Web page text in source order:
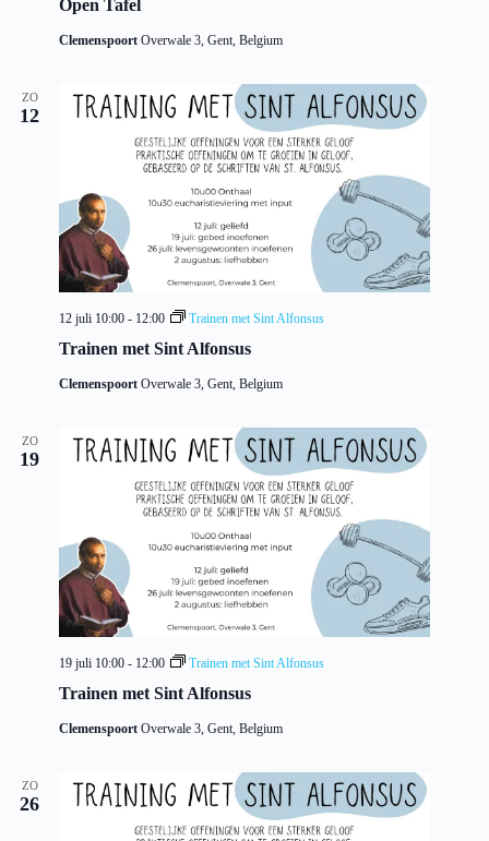
Open Tafel
Clemenspoort Overwale 3, Gent, Belgium
ZO
12
Trainen met Sint Alfonsus
12 juli 10:00 - 12:00 Trainen met Sint Alfonsus
Clemenspoort Overwale 3, Gent, Belgium
ZO
19
Trainen met Sint Alfonsus
19 juli 10:00 - 12:00 Trainen met Sint Alfonsus
Clemenspoort Overwale 3, Gent, Belgium
ZO
26